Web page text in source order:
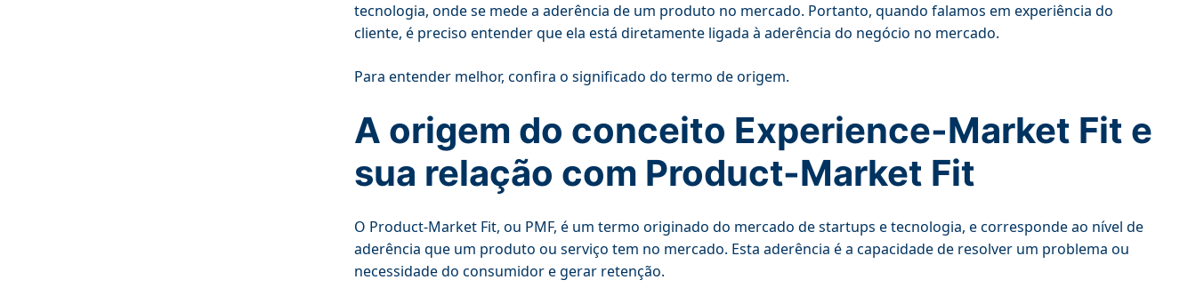
tecnologia, onde se mede a aderência de um produto no mercado. Portanto, quando falamos em experiência do
cliente, é preciso entender que ela está diretamente ligada à aderência do negócio no mercado.
Para entender melhor, confira o significado do termo de origem.
A origem do conceito Experience-Market Fit e
sua relação com Product-Market Fit
O Product-Market Fit, ou PMF, é um termo originado do mercado de startups e tecnologia, e corresponde ao nível de
aderência que um produto ou serviço tem no mercado. Esta aderência é a capacidade de resolver um problema ou
necessidade do consumidor e gerar retenção.